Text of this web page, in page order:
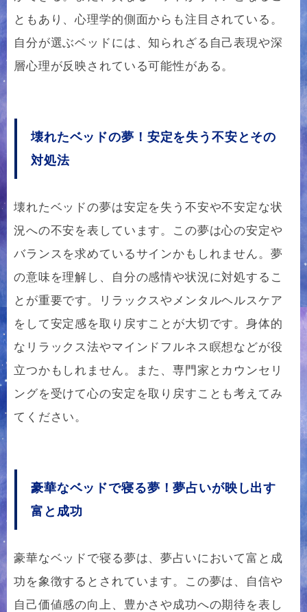
ともあり、心理学的側面からも注目されている。
自分が選ぶベッドには、知られざる自己表現や深
層心理が反映されている可能性がある。
壊れたベッドの夢！安定を失う不安とその
対処法
壊れたベッドの夢は安定を失う不安や不安定な状
況への不安を表しています。この夢は心の安定や
バランスを求めているサインかもしれません。夢
の意味を理解し、自分の感情や状況に対処するこ
とが重要です。リラックスやメンタルヘルスケア
をして安定感を取り戻すことが大切です。身体的
なリラックス法やマインドフルネス瞑想などが役
立つかもしれません。また、専門家とカウンセリ
ングを受けて心の安定を取り戻すことも考えてみ
てください。
豪華なベッドで寝る夢！夢占いが映し出す
富と成功
豪華なベッドで寝る夢は、夢占いにおいて富と成
功を象徴するとされています。この夢は、自信や
自己価値感の向上、豊かさや成功への期待を表し